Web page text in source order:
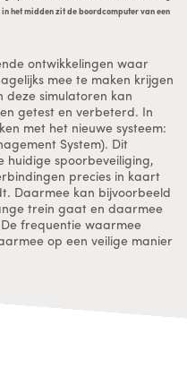
het midden zit de boordcomputer van een
ontwikkelingen waar
mee te maken krijgen
deze simulatoren kan
getest en verbeterd. In
met het nieuwe systeem:
System). Dit
huidige spoorbeveiliging,
precies in kaart
Daarmee kan bijvoorbeeld
trein gaat en daarmee
frequentie waarmee
op een veilige manier